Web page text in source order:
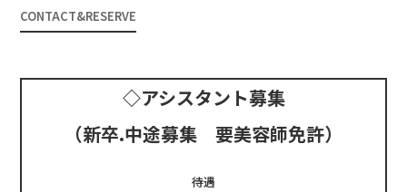
CONTACT&RESERVE
◇アシスタント募集
（新卒.中途募集 要美容師免許）
待遇